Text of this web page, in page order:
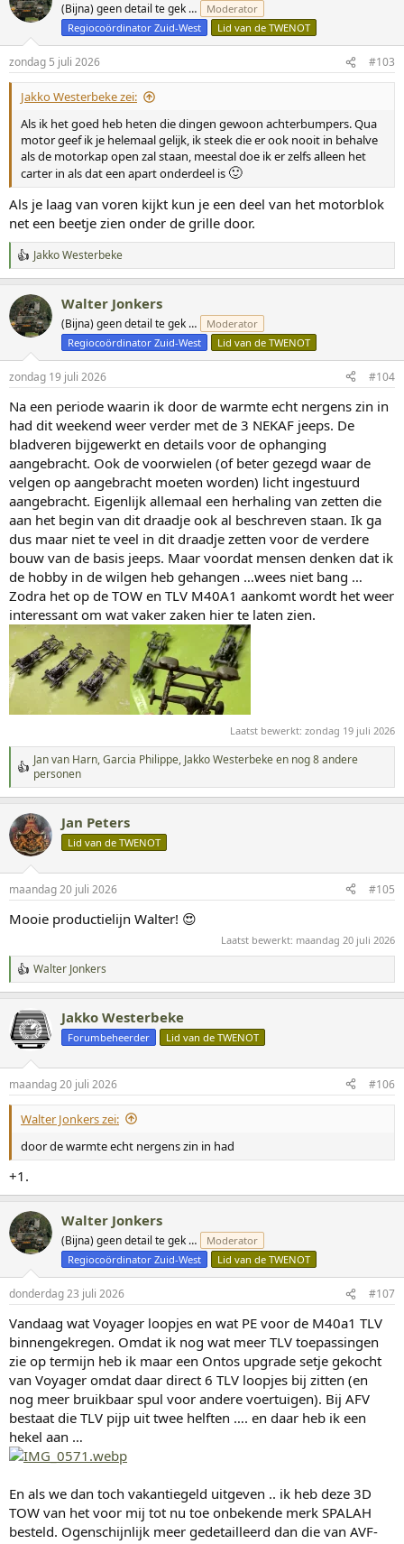
(Bijna) geen detail te gek …
Moderator
Regiocoördinator Zuid-West
Lid van de TWENOT
zondag 5 juli 2026 #103
Jakko Westerbeke zei:
Als ik het goed heb heten die dingen gewoon achterbumpers. Qua
motor geef ik je helemaal gelijk, ik steek die er ook nooit in behalve
als de motorkap open zal staan, meestal doe ik er zelfs alleen het
carter in als dat een apart onderdeel is 🙂
Als je laag van voren kijkt kun je een deel van het motorblok
net een beetje zien onder de grille door.
W
a
r
d
e
i
n
g
e
:
Jakko Westerbeke
Walter Jonkers
(Bijna) geen detail te gek …
Moderator
Regiocoördinator Zuid-West
Lid van de TWENOT
zondag 19 juli 2026 #104
Na een periode waarin ik door de warmte echt nergens zin in
had dit weekend weer verder met de 3 NEKAF jeeps. De
bladveren bijgewerkt en details voor de ophanging
aangebracht. Ook de voorwielen (of beter gezegd waar de
velgen op aangebracht moeten worden) licht ingestuurd
aangebracht. Eigenlijk allemaal een herhaling van zetten die
aan het begin van dit draadje ook al beschreven staan. Ik ga
dus maar niet te veel in dit draadje zetten voor de verdere
bouw van de basis jeeps. Maar voordat mensen denken dat ik
de hobby in de wilgen heb gehangen …wees niet bang …
Zodra het op de TOW en TLV M40A1 aankomt wordt het weer
interessant om wat vaker zaken hier te laten zien.
Laatst bewerkt: zondag 19 juli 2026
W
a
a
r
d
e
i
n
g
e
Jan van Harn,Garcia Philippe, Jakko Westerbekeen nog 8 andere
personen
Jan Peters
Lid van de TWENOT
maandag 20 juli 2026 #105
Mooie productielijn Walter! 😍
Laatst bewerkt: maandag 20 juli 2026
W
a
r
d
e
n
g
e
Walter Jonkers
Jakko Westerbeke
Forumbeheerder Lid van de TWENOT
maandag 20 juli 2026 #106
Walter Jonkers zei:
door de warmte echt nergens zin in had
+1.
Walter Jonkers
(Bijna) geen detail te gek …
Moderator
Regiocoördinator Zuid-West
Lid van de TWENOT
donderdag 23 juli 2026 #107
Vandaag wat Voyager loopjes en wat PE voor de M40a1 TLV
binnengekregen. Omdat ik nog wat meer TLV toepassingen
zie op termijn heb ik maar een Ontos upgrade setje gekocht
van Voyager omdat daar direct 6 TLV loopjes bij zitten (en
nog meer bruikbaar spul voor andere voertuigen). Bij AFV
bestaat die TLV pijp uit twee helften …. en daar heb ik een
hekel aan …
En als we dan toch vakantiegeld uitgeven .. ik heb deze 3D
TOW van het voor mij tot nu toe onbekende merk SPALAH
besteld. Ogenschijnlijk meer gedetailleerd dan die van AVF-